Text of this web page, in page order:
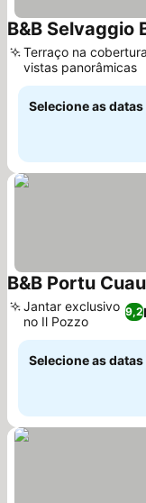
B&B Selvaggio
Terraço na
vistas panorâmicas
Selecione as
B&B Portu Cuau
9,2
Jantar exclusivo
no Il Pozzo
Selecione as